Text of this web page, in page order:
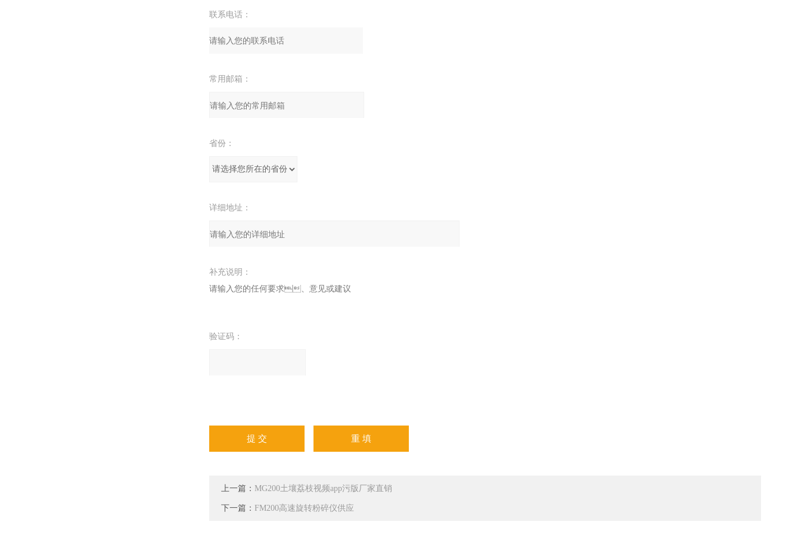
联系电话：
常用邮箱：
省份：
详细地址：
补充说明：
验证码：
拉伯数字），如：三加四
上一篇： MG200土壤荔枝视频app污版厂家直销
下一篇： FM200高速旋转粉碎仪供应